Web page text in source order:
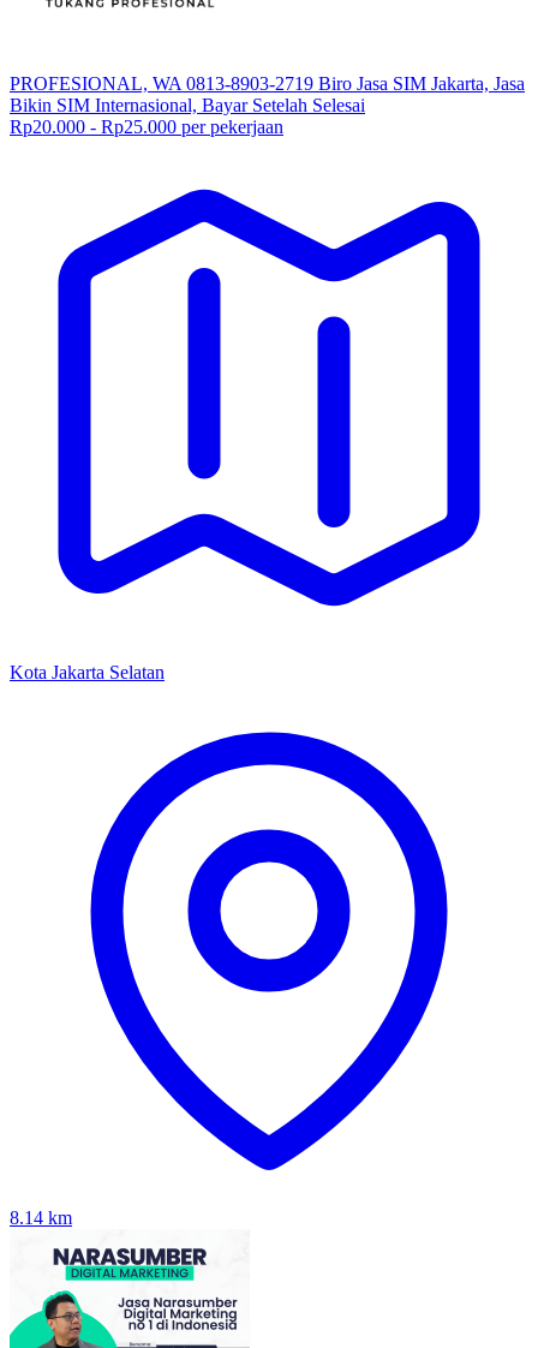
PROFESIONAL, WA 0813-8903-2719 Biro Jasa SIM Jakarta, Jasa
Bikin SIM Internasional, Bayar Setelah Selesai
Rp20.000 - Rp25.000 per pekerjaan
Kota Jakarta Selatan
8.14 km